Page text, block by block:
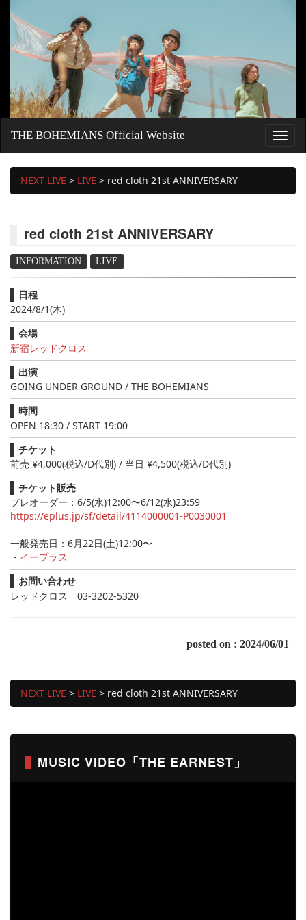
THE BOHEMIANS Official Website
NEXT LIVE > LIVE > red cloth 21st ANNIVERSARY
red cloth 21st ANNIVERSARY
INFORMATION LIVE
日程
2024/8/1(木)
会場
新宿レッドクロス
出演
GOING UNDER GROUND / THE BOHEMIANS
時間
OPEN 18:30 / START 19:00
チケット
前売 ¥4,000(税込/D代別) / 当日 ¥4,500(税込/D代別)
チケット販売
プレオーダー：6/5(水)12:00〜6/12(水)23:59
https://eplus.jp/sf/detail/4114000001-P0030001
一般発売日：6月22日(土)12:00〜
・ イープラス
お問い合わせ
レッドクロス 03-3202-5320
posted on : 2024/06/01
NEXT LIVE > LIVE > red cloth 21st ANNIVERSARY
MUSIC VIDEO「THE EARNEST」